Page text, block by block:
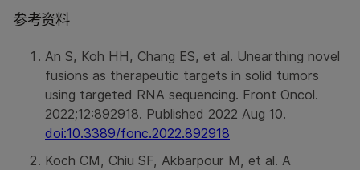
参考资料
An S, Koh HH, Chang ES, et al. Unearthing novel
fusions as therapeutic targets in solid tumors
using targeted RNA sequencing. Front Oncol.
2022;12:892918. Published 2022 Aug 10.
doi:10.3389/fonc.2022.892918
Koch CM, Chiu SF, Akbarpour M, et al. A